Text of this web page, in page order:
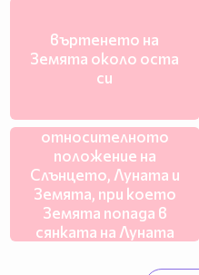
въртенето на
Земята около оста
си
относителното
положение на
Слънцето, Луната и
Земята, при което
Земята попада в
сянката на Луната